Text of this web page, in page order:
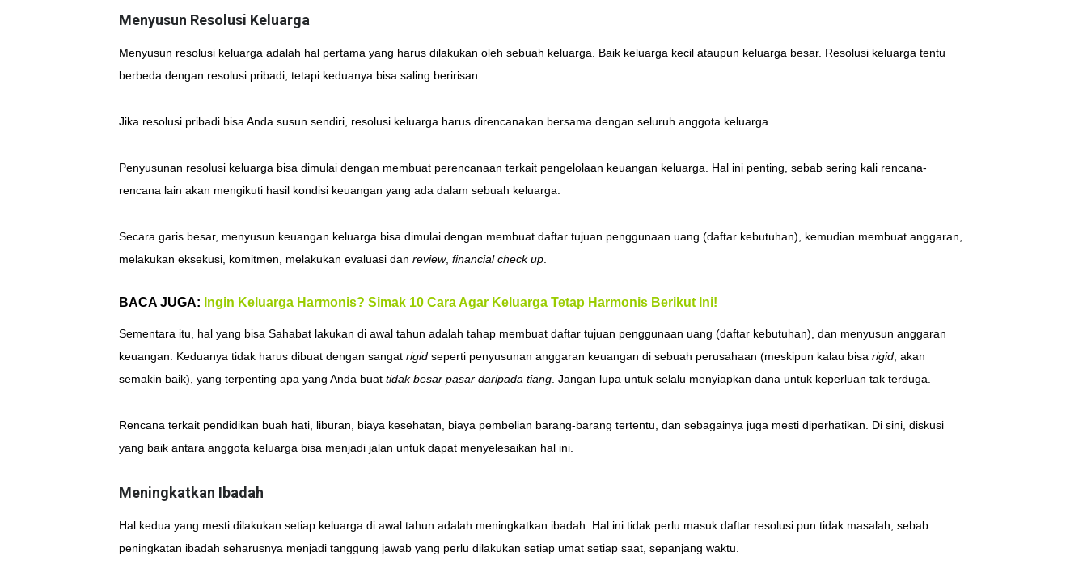
Menyusun Resolusi Keluarga
Menyusun resolusi keluarga adalah hal pertama yang harus dilakukan oleh sebuah keluarga. Baik keluarga kecil ataupun keluarga besar. Resolusi keluarga tentu
berbeda dengan resolusi pribadi, tetapi keduanya bisa saling beririsan.
Jika resolusi pribadi bisa Anda susun sendiri, resolusi keluarga harus direncanakan bersama dengan seluruh anggota keluarga.
Penyusunan resolusi keluarga bisa dimulai dengan membuat perencanaan terkait pengelolaan keuangan keluarga. Hal ini penting, sebab sering kali rencana-
rencana lain akan mengikuti hasil kondisi keuangan yang ada dalam sebuah keluarga.
Secara garis besar, menyusun keuangan keluarga bisa dimulai dengan membuat daftar tujuan penggunaan uang (daftar kebutuhan), kemudian membuat anggaran,
melakukan eksekusi, komitmen, melakukan evaluasi dan review, financial check up
BACA JUGA: Ingin Keluarga Harmonis? Simak 10 Cara Agar Keluarga Tetap Harmonis Berikut Ini!
Sementara itu, hal yang bisa Sahabat lakukan di awal tahun adalah tahap membuat daftar tujuan penggunaan uang (daftar kebutuhan), dan menyusun anggaran
keuangan. Keduanya tidak harus dibuat dengan sangat rigid seperti penyusunan anggaran keuangan di sebuah perusahaan (meskipun kalau bisa rigid , akan
semakin baik), yang terpenting apa yang Anda buat tidak besar pasar daripada tiang . Jangan lupa untuk selalu menyiapkan dana untuk keperluan tak terduga.
Rencana terkait pendidikan buah hati, liburan, biaya kesehatan, biaya pembelian barang-barang tertentu, dan sebagainya juga mesti diperhatikan. Di sini, diskusi
yang baik antara anggota keluarga bisa menjadi jalan untuk dapat menyelesaikan hal ini.
Meningkatkan Ibadah
Hal kedua yang mesti dilakukan setiap keluarga di awal tahun adalah meningkatkan ibadah. Hal ini tidak perlu masuk daftar resolusi pun tidak masalah, sebab
peningkatan ibadah seharusnya menjadi tanggung jawab yang perlu dilakukan setiap umat setiap saat, sepanjang waktu.